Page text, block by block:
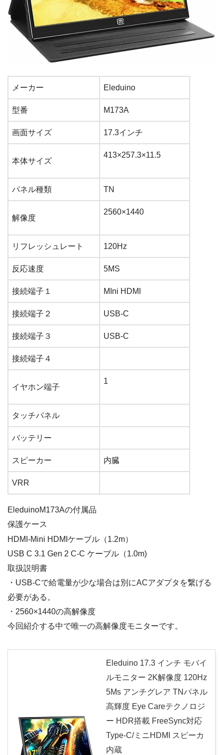
メーカー Eleduino
型番 M173A
画面サイズ 17.3インチ
本体サイズ
413×257.3×11.5
パネル種類 TN
解像度
2560×1440
リフレッシュレート 120Hz
反応速度 5MS
接続端子１ MIni HDMI
接続端子２ USB-C
接続端子３ USB-C
接続端子４
イヤホン端子
1
タッチパネル
バッテリー
スピーカー 内臓
VRR
EleduinoM173Aの付属品
保護ケース
HDMI-Mini HDMIケーブル（1.2m）
USB C 3.1 Gen 2 C-C ケーブル（1.0m)
取扱説明書
・USB-Cで給電量が少な場合は別にACアダプタを繋げる
必要がある。
・2560×1440の高解像度
今回紹介する中で唯一の高解像度モニターです。
Eleduino 17.3 インチ モバイ
ルモニター 2K解像度 120Hz
5Ms アンチグレア TNパネル
高輝度 Eye Careテクノロジ
ー HDR搭載 FreeSync対応
Type-C/ミニHDMI スピーカ
内蔵